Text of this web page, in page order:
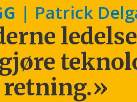
| Patrick
»